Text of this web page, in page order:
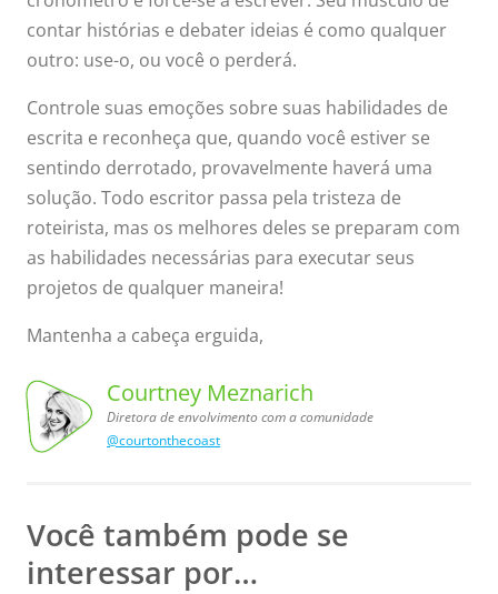
contar histórias e debater ideias é como qualquer
outro: use-o, ou você o perderá.
Controle suas emoções sobre suas habilidades de
escrita e reconheça que, quando você estiver se
sentindo derrotado, provavelmente haverá uma
solução. Todo escritor passa pela tristeza de
roteirista, mas os melhores deles se preparam com
as habilidades necessárias para executar seus
projetos de qualquer maneira!
Mantenha a cabeça erguida,
Courtney
Meznarich,
Diretora
de envolvimento
com
a comunidade
Courtney Meznarich
Diretora de envolvimento com a comunidade
@courtonthecoast
Você também pode se
interessar por…